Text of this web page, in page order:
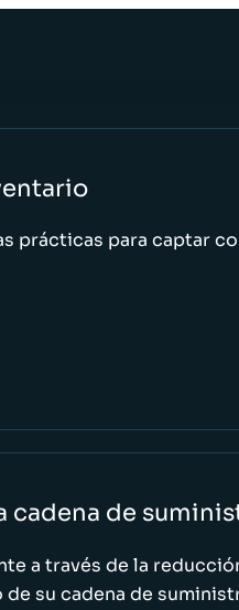
prácticas para captar
cadena de
a través de la
su cadena de